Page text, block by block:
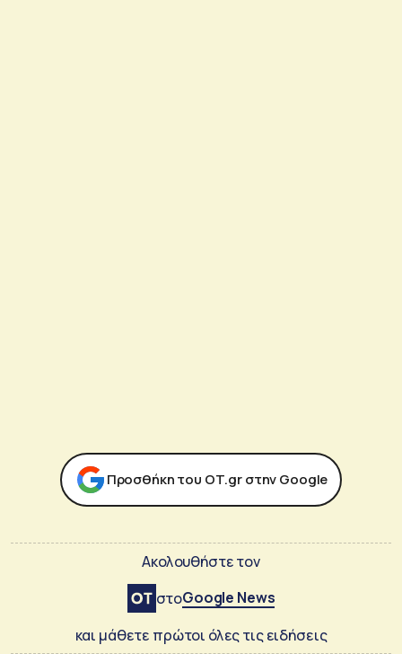
Προσθήκη του ΟΤ.gr στην Google
Ακολουθήστε τον
στοGoogle News
και μάθετε πρώτοι όλες τις ειδήσεις